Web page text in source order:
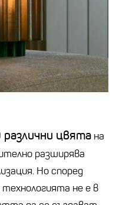
различни цвята на
разширява
Но според
не е в